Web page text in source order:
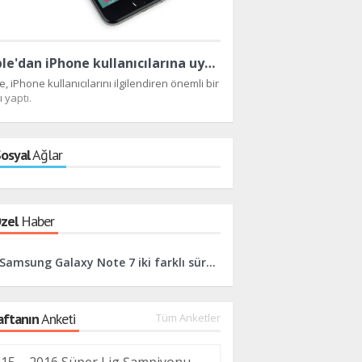
Ryzen ve Intel işlemci performans test!
Apple'dan iPhone kullanıcılarına uyarı!
iPhone kullanıcılarını ilgilendiren önemli bir
yaptı.
Ağlar
Haber
Samsung Galaxy Note 7 iki farklı sürüm ile geliyor!
Anketi Tüm Anketler